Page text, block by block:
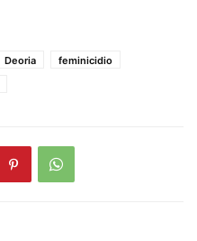
Deoria
feminicidio